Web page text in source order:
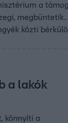
a
közti
a lakók
könnyíti a